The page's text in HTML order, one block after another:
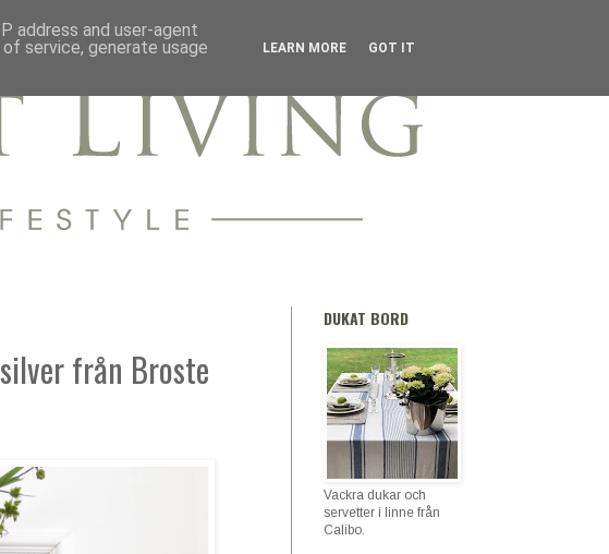
från Broste
DUKAT BORD
Vackra dukar och
servetter i linne från
Calibo.
address and user-agent
service, generate usage
LEARN MORE GOT IT